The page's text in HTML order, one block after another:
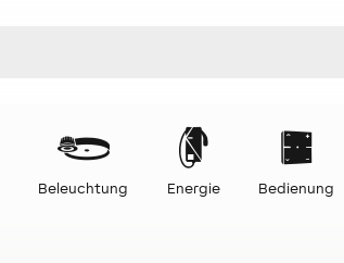
Beleuchtung Energie Bedienung